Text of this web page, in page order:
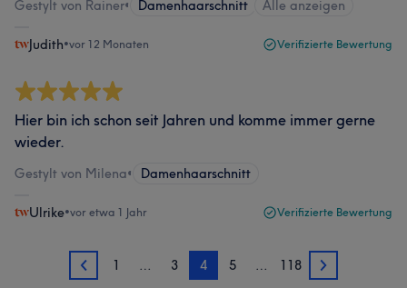
Gestylt von Rainer• Damenhaarschnitt Alle anzeigen
Judith•vor 12 Monaten Verifizierte Bewertung
Hier bin ich schon seit Jahren und komme immer gerne
wieder.
Gestylt von Milena• Damenhaarschnitt
Ulrike•vor etwa 1 Jahr Verifizierte Bewertung
3 1 … 3 4 5 … 118 5